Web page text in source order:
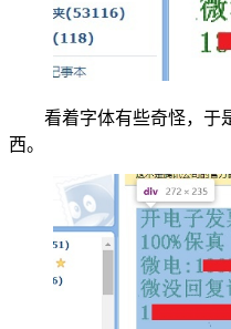
看着字体有些奇怪，于
西。